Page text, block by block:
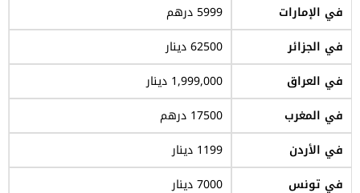
في الإمارات
5999 درهم
في الجزائر
62500 دينار
في العراق
1,999,000 دينار
في المغرب
17500 درهم
في الأردن
1199 دينار
في تونس
7000 دينار